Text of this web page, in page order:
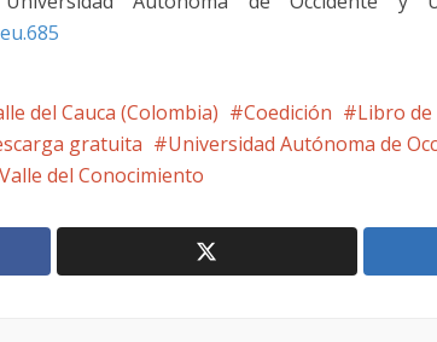
del Cauca (Colombia) Coedición
Libro
gratuita Universidad Autónoma de
del Conocimiento